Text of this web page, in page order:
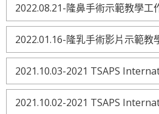
2022.08.21-隆鼻手術示範教學工
2022.01.16-隆乳手術影片示範教
2021.10.03-2021 TSAPS
2021.10.02-2021 TSAPS